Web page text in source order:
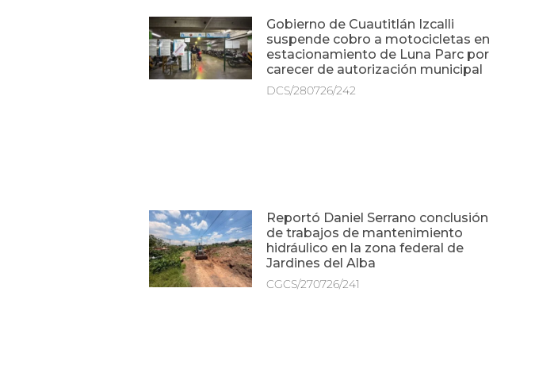
Gobierno de Cuautitlán Izcalli
suspende cobro a motocicletas en
estacionamiento de Luna Parc por
carecer de autorización municipal
DCS/280726/242
Reportó Daniel Serrano conclusión
de trabajos de mantenimiento
hidráulico en la zona federal de
Jardines del Alba
CGCS/270726/241